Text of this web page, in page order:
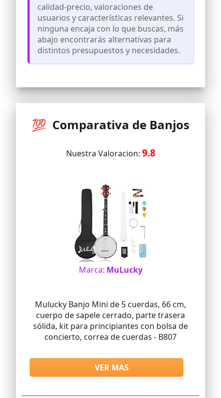
con cuidado lijado con diapasón de arce
duro y bajo, te hace jugar este banjolele
cómodamente.
Este paquete de banjolele viene con una
garantía de 2 años, cualquier problema
calidad-precio, valoraciones de
usuarios y características relevantes. Si
ninguna encaja con lo que buscas, más
abajo encontrarás alternativas para
distintos presupuestos y necesidades.
💯 Comparativa de Banjos
Nuestra Valoracion: 9.8
Marca: MuLucky
Mulucky Banjo Mini de 5 cuerdas, 66 cm,
cuerpo de sapele cerrado, parte trasera
sólida, kit para principiantes con bolsa de
concierto, correa de cuerdas - B807
VER MAS